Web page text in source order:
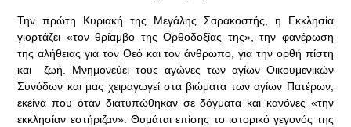
Την πρώτη Κυριακή της Μεγάλης Σαρακοστής, η Εκκλησία
γιορτάζει «τον θρίαμβο της Ορθοδοξίας της», την φανέρωση
της αλήθειας για τον Θεό και τον άνθρωπο, για την ορθή πίστη
και ζωή. Μνημονεύει τους αγώνες των αγίων Οικουμενικών
Συνόδων και μας χειραγωγεί στα βιώματα των αγίων Πατέρων,
εκείνα που όταν διατυπώθηκαν σε δόγματα και κανόνες «την
εκκλησίαν εστήριζαν». Θυμάται επίσης το ιστορικό γεγονός της